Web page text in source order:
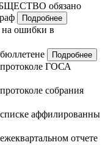
обязано
Подробнее
на ошибки в
Подробнее
ГОСА
собрания
аффилированны
отчете